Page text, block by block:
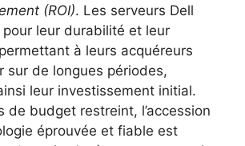
(ROI). Les serveurs Dell
leur durabilité et leur
à leurs acquéreurs
sur de longues périodes,
leur investissement initial.
de budget restreint, l’accession
éprouvée et fiable est